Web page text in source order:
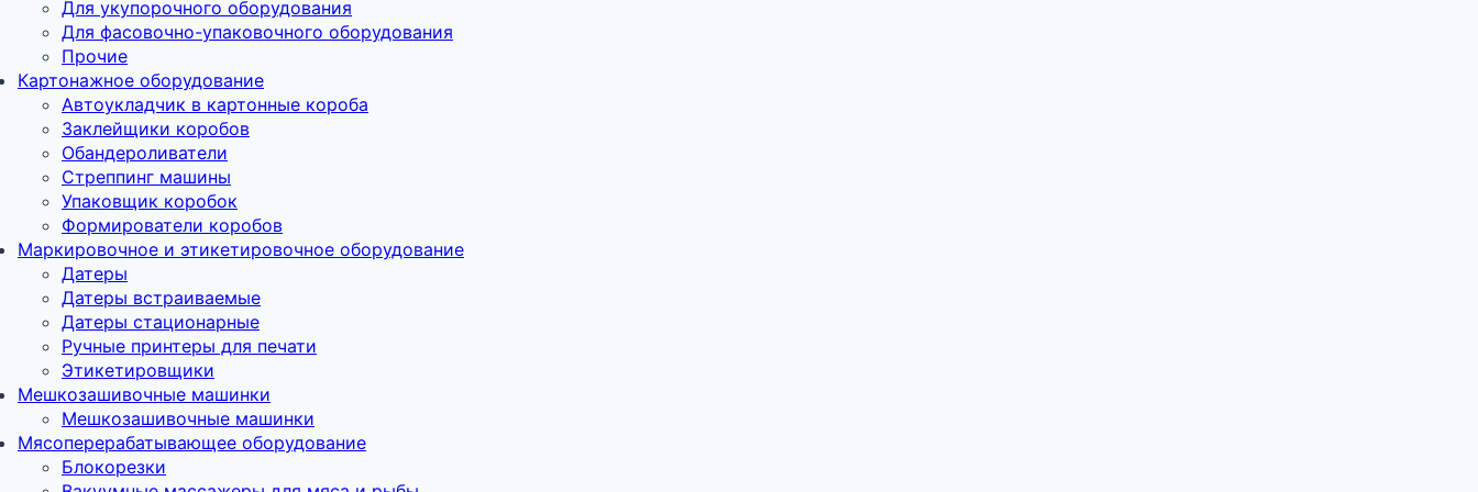
Для укупорочного оборудования
Для фасовочно-упаковочного оборудования
Прочие
Картонажное оборудование
Автоукладчик в картонные короба
Заклейщики коробов
Обандероливатели
Стреппинг машины
Упаковщик коробок
Формирователи коробов
Маркировочное и этикетировочное оборудование
Датеры
Датеры встраиваемые
Датеры стационарные
Ручные принтеры для печати
Этикетировщики
Мешкозашивочные машинки
Мешкозашивочные машинки
Мясоперерабатывающее оборудование
Блокорезки